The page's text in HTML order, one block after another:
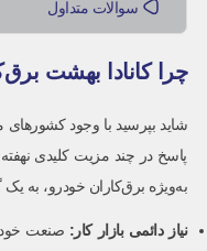
سوالات متداول
چرا کانادا بهشت
شاید بپرسید با وجود کشورهای
پاسخ در چند مزیت کلیدی
به‌ویژه برق‌کاران خودرو، به
نیاز دائمی بازار کار : صنعت